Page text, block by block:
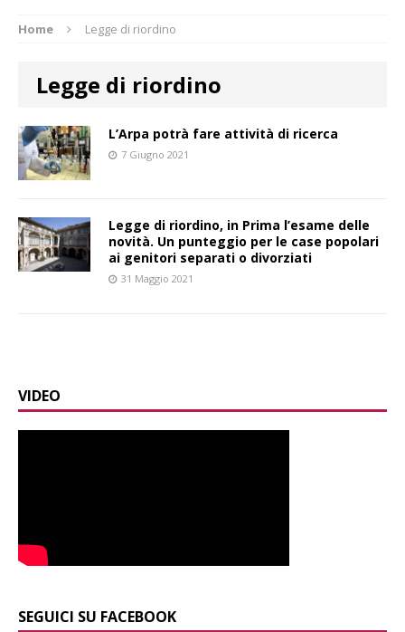
Home Legge di riordino
Legge di riordino
L’Arpa potrà fare attività di ricerca
7 Giugno 2021
Legge di riordino, in Prima l’esame delle
novità. Un punteggio per le case popolari
ai genitori separati o divorziati
31 Maggio 2021
VIDEO
SEGUICI SU FACEBOOK